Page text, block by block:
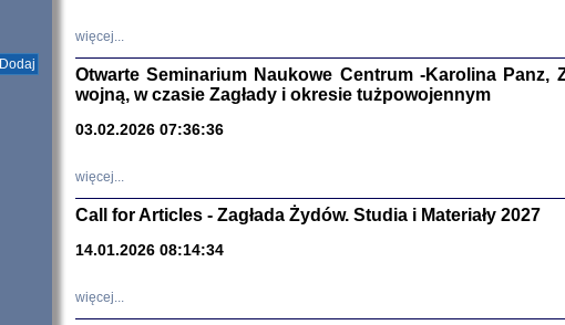
Zagłada
Studia i
więcej...
Otwarte Seminarium Naukowe Centrum -Karolina Panz,
wojną, w czasie Zagłady i okresie tużpowojennym
03.02.2026 07:36:36
więcej...
Call for Articles - Zagłada Żydów. Studia i Materiały 2027
14.01.2026 08:14:34
więcej...